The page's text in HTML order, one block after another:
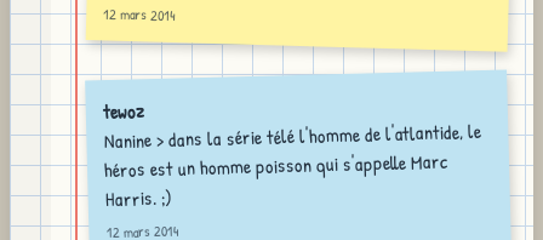
12 mars 2014
tewoz
Nanine > dans la série télé l'homme de l'atlantide, le
héros est un homme poisson qui s'appelle Marc
Harris. ;)
12 mars 2014